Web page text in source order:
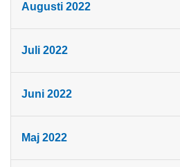
Augusti 2022
Juli 2022
Juni 2022
Maj 2022